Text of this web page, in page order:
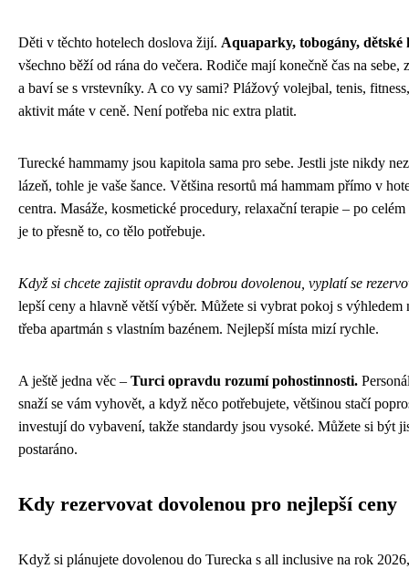
Děti v těchto hotelech doslova žijí. Aquaparky, tobogány,
všechno běží od rána do večera. Rodiče mají konečně čas na sebe,
a baví se s vrstevníky. A co vy sami? Plážový volejbal, tenis,
aktivit máte v ceně. Není potřeba nic extra platit.
Turecké hammamy jsou kapitola sama pro sebe. Jestli jste nikdy
lázeň, tohle je vaše šance. Většina resortů má hammam přímo v
centra. Masáže, kosmetické procedury, relaxační terapie – po
je to přesně to, co tělo potřebuje.
Když si chcete zajistit opravdu dobrou dovolenou, vyplatí se
lepší ceny a hlavně větší výběr. Můžete si vybrat pokoj s výhledem
třeba apartmán s vlastním bazénem. Nejlepší místa mizí rychle.
A ještě jedna věc – Turci opravdu rozumí pohostinnosti.
snaží se vám vyhovět, a když něco potřebujete, většinou stačí
investují do vybavení, takže standardy jsou vysoké. Můžete si být
postaráno.
Kdy rezervovat dovolenou pro nejlepší ceny
Když si plánujete dovolenou do Turecka s all inclusive na rok